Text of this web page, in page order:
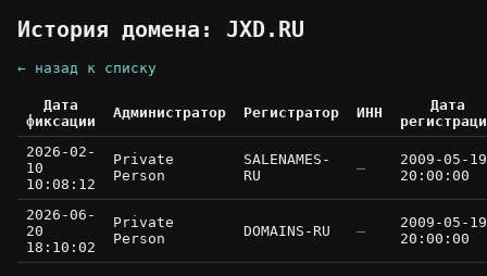
История домена: JXD.RU
← назад к списку
Дата
фиксации
Администратор Регистратор ИНН
Дата
2026-02-
10
10:08:12
Private
Person
SALENAMES-
RU
—
2009-05-19
20:00:00
2026-06-
20
18:10:02
Private
Person
DOMAINS-RU —
2009-05-19
20:00:00